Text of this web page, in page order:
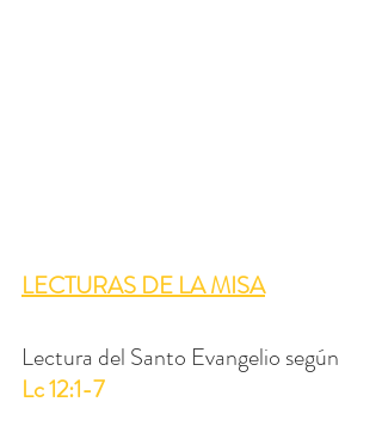
LECTURAS DE LA MISA
Lectura del Santo Evangelio según
Lc 12:1-7